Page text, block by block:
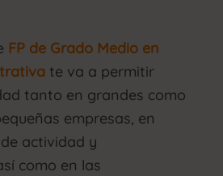
FP de Grado Medio en
te va a permitir
tanto en grandes como
empresas, en
actividad y
como en las